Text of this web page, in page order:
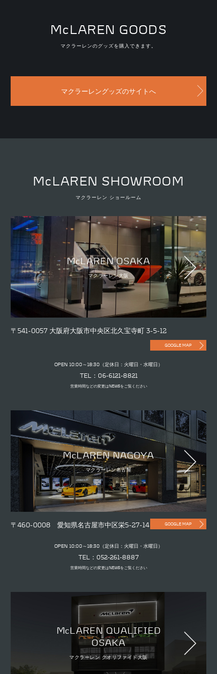
McLAREN GOODS
マクラーレンのグッズを購入できます。
マクラーレングッズのサイトへ
McLAREN SHOWROOM
マクラーレン ショールーム
McLAREN OSAKA
マクラーレン大阪
〒541-0057 大阪府大阪市中央区北久宝寺町 3-5-12
GOOGLE MAP
OPEN 10:00～18:30（定休日：火曜日・水曜日）
TEL：06-6121-8821
営業時間などの変更はNEWSをご覧ください
McLAREN NAGOYA
マクラーレン名古屋
〒460-0008 愛知県名古屋市中区栄5-27-14 GOOGLE MAP
OPEN 10:00～18:30（定休日：火曜日・水曜日）
TEL：052-261-8887
営業時間などの変更はNEWSをご覧ください
McLAREN QUALIFIED
OSAKA
マクラーレン クオリファイド大阪